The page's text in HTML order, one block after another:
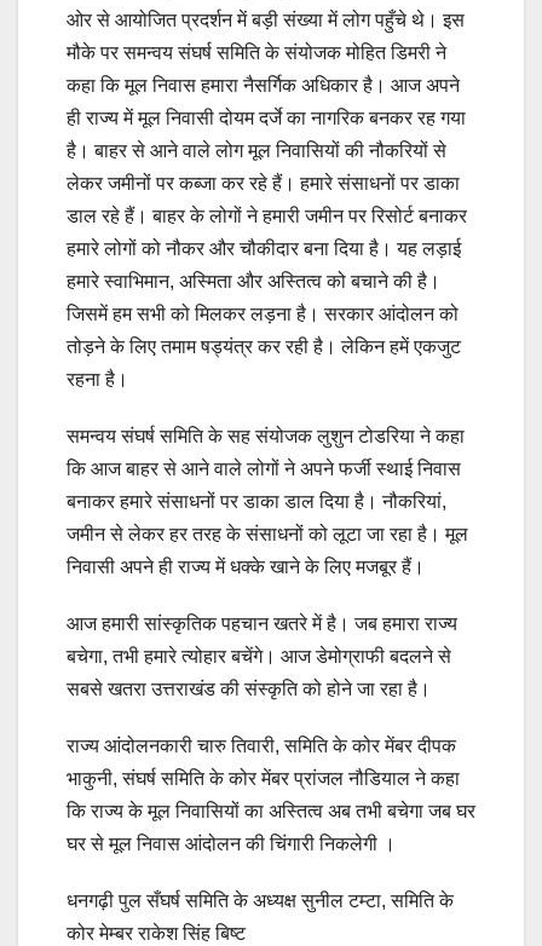
ओर से आयोजित प्रदर्शन में बड़ी संख्या में लोग पहुँचे थे। इस
मौके पर समन्वय संघर्ष समिति के संयोजक मोहित डिमरी ने
कहा कि मूल निवास हमारा नैसर्गिक अधिकार है। आज अपने
ही राज्य में मूल निवासी दोयम दर्जे का नागरिक बनकर रह गया
है। बाहर से आने वाले लोग मूल निवासियों की नौकरियों से
लेकर जमीनों पर कब्जा कर रहे हैं। हमारे संसाधनों पर डाका
डाल रहे हैं। बाहर के लोगों ने हमारी जमीन पर रिसोर्ट बनाकर
हमारे लोगों को नौकर और चौकीदार बना दिया है। यह लड़ाई
हमारे स्वाभिमान, अस्मिता और अस्तित्व को बचाने की है।
जिसमें हम सभी को मिलकर लड़ना है। सरकार आंदोलन को
तोड़ने के लिए तमाम षड्यंत्र कर रही है। लेकिन हमें एकजुट
रहना है।
समन्वय संघर्ष समिति के सह संयोजक लुशुन टोडरिया ने कहा
कि आज बाहर से आने वाले लोगों ने अपने फर्जी स्थाई निवास
बनाकर हमारे संसाधनों पर डाका डाल दिया है। नौकरियां,
जमीन से लेकर हर तरह के संसाधनों को लूटा जा रहा है। मूल
निवासी अपने ही राज्य में धक्के खाने के लिए मजबूर हैं।
आज हमारी सांस्कृतिक पहचान खतरे में है। जब हमारा राज्य
बचेगा, तभी हमारे त्योहार बचेंगे। आज डेमोग्राफी बदलने से
सबसे खतरा उत्तराखंड की संस्कृति को होने जा रहा है।
राज्य आंदोलनकारी चारु तिवारी, समिति के कोर मेंबर दीपक
भाकुनी, संघर्ष समिति के कोर मेंबर प्रांजल नौडियाल ने कहा
कि राज्य के मूल निवासियों का अस्तित्व अब तभी बचेगा जब घर
घर से मूल निवास आंदोलन की चिंगारी निकलेगी ।
धनगढ़ी पुल सँघर्ष समिति के अध्यक्ष सुनील टम्टा, समिति के
कोर मेम्बर राकेश सिंह बिष्ट